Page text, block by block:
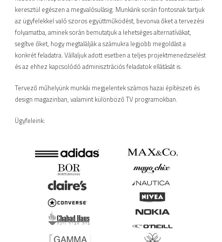
keresztül egészen a megvalósulásig. Munkánk során fontosnak tartjuk
az ügyfelekkel való szoros együttműködést, bevonva őket a tervezési
folyamatba, aminek során bemutatjuk a lehetséges alternatívákat,
segítve őket, hogy megtalálják a számukra legjobb megoldást a
konkrét feladatra. Vállaljuk adott esetben a teljes projektmenedzselést
és az ehhez kapcsolódó adminisztrációs feladatok ellátását is.
Tervező műhelyünk munkái megjelentek számos hazai építészeti és
design magazinban, valamint különböző TV programokban.
Ügyfeleink: